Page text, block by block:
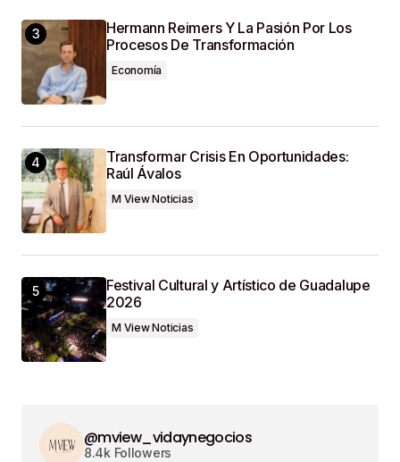
Hermann Reimers Y La Pasión Por Los
Procesos De Transformación
Economía
Transformar Crisis En Oportunidades:
Raúl Ávalos
M View Noticias
Festival Cultural y Artístico de Guadalupe
2026
M View Noticias
@mview_vidaynegocios
8.4k Followers